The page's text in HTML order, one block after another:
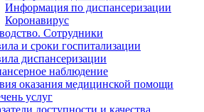
Информация по диспансеризации
Коронавирус
Сотрудники
и сроки госпитализации
диспансеризации
наблюдение
оказания медицинской помощи
услуг
доступности и качества